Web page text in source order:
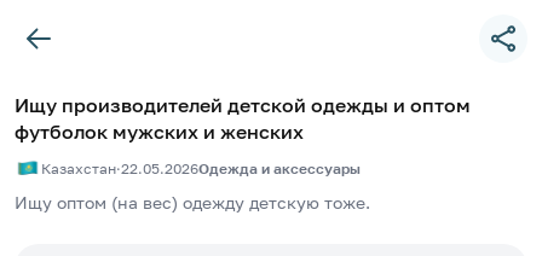
Ищу производителей детской одежды и оптом
футболок мужских и женских
Казахстан·22.05.2026Одежда и аксессуары
Ищу оптом (на вес) одежду детскую тоже.